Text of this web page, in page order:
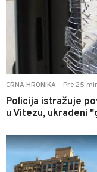
CRNA HRONIKA Pre 25
Policija istražuje
u Vitezu, ukradeni